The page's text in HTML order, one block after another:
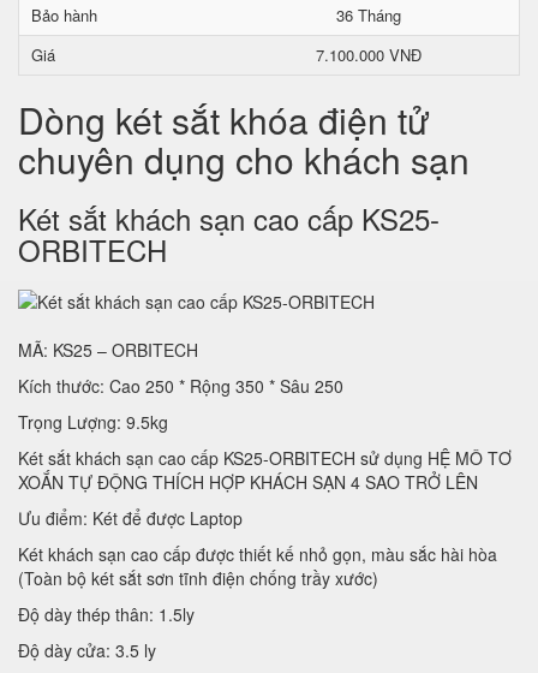
Bảo hành
36 Tháng
Giá
7.100.000 VNĐ
Dòng két sắt khóa điện tử
chuyên dụng cho khách sạn
Két sắt khách sạn cao cấp KS25-
ORBITECH
MÃ: KS25 – ORBITECH
Kích thước: Cao 250 * Rộng 350 * Sâu 250
Trọng Lượng: 9.5kg
Két sắt khách sạn cao cấp KS25-ORBITECH sử dụng HỆ MÔ TƠ
XOẮN TỰ ĐỘNG THÍCH HỢP KHÁCH SẠN 4 SAO TRỞ LÊN
Ưu điểm: Két để được Laptop
Két khách sạn cao cấp được thiết kế nhỏ gọn, màu sắc hài hòa
(Toàn bộ két sắt sơn tĩnh điện chống trầy xước)
Độ dày thép thân: 1.5ly
Độ dày cửa: 3.5 ly